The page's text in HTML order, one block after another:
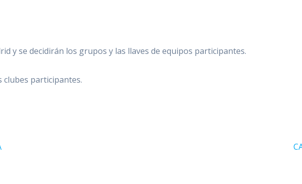
y se decidirán los grupos y las llaves de equipos participantes.
clubes participantes.